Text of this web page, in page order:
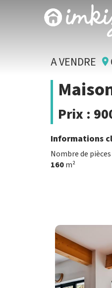
A VENDRE
Prix :
Informations
Nombre de pièces
160m²